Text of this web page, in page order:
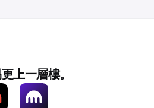
Kraken 選擇參與獎勵概覽
上一層樓。